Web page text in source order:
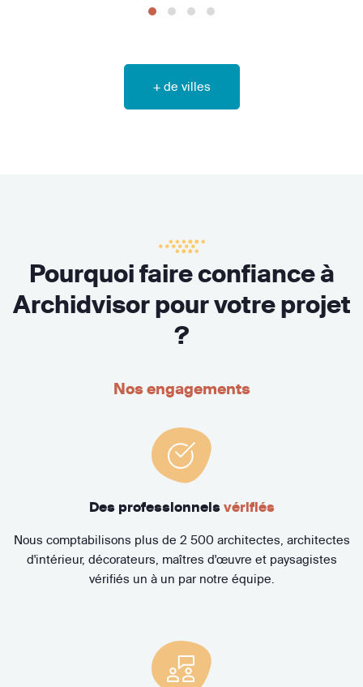
+ de villes
Pourquoi faire confiance à
Archidvisor pour votre projet
?
Nos engagements
Des professionnels vérifiés
Nous comptabilisons plus de 2 500 architectes, architectes
d'intérieur, décorateurs, maîtres d'œuvre et paysagistes
vérifiés un à un par notre équipe.